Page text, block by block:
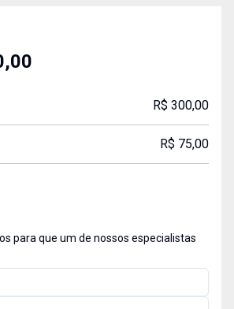
R$ 300,00
R$ 75,00
para que um de nossos especialistas